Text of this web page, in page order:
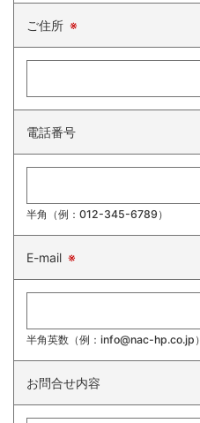
ご住所 ※
電話番号
半角（例：012-345-6789）
E-mail ※
半角英数（例：info@nac-hp.co.jp）
お問合せ内容